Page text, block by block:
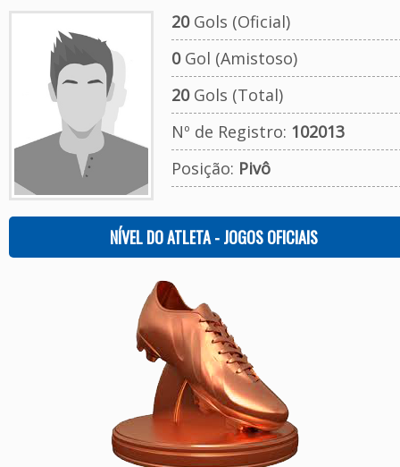
20Gols (Oficial)
0Gol (Amistoso)
20Gols (Total)
Nº de Registro: 102013
Posição: Pivô
NÍVEL DO ATLETA - JOGOS OFICIAIS